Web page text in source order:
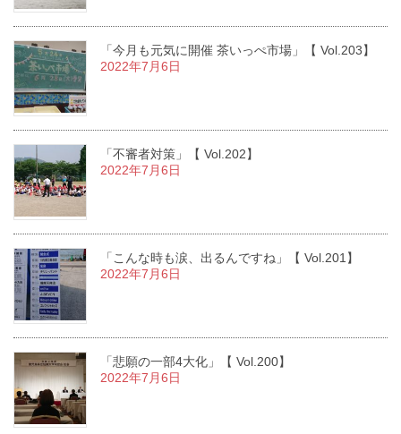
「今月も元気に開催 茶いっぺ市場」【 Vol.203】
2022年7月6日
「不審者対策」【 Vol.202】
2022年7月6日
「こんな時も涙、出るんですね」【 Vol.201】
2022年7月6日
「悲願の一部4大化」【 Vol.200】
2022年7月6日